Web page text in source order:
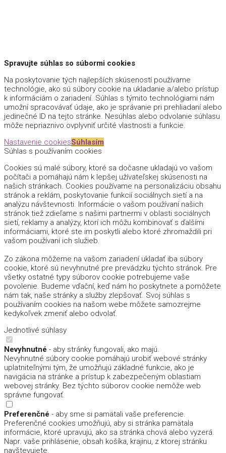
Spravujte súhlas so súbormi cookies
Na poskytovanie tých najlepších skúseností používame
technológie, ako sú súbory cookie na ukladanie a/alebo prístup
k informáciám o zariadení. Súhlas s týmito technológiami nám
umožní spracovávať údaje, ako je správanie pri prehliadaní alebo
jedinečné ID na tejto stránke. Nesúhlas alebo odvolanie súhlasu
môže nepriaznivo ovplyvniť určité vlastnosti a funkcie.
Nastavenie cookiesSúhlasím
Súhlas s používaním cookies
Cookies sú malé súbory, ktoré sa dočasne ukladajú vo vašom
počítači a pomáhajú nám k lepšej užívateľskej skúsenosti na
našich stránkach. Cookies používame na personalizáciu obsahu
stránok a reklám, poskytovanie funkcií sociálnych sietí a na
analýzu návštevnosti. Informácie o vašom používaní našich
stránok tiež zdieľame s našimi partnermi v oblasti sociálnych
sietí, reklamy a analýzy, ktorí ich môžu kombinovať s ďalšími
informáciami, ktoré ste im poskytli alebo ktoré zhromaždili pri
vašom používaní ich služieb.
Zo zákona môžeme na vašom zariadení ukladať iba súbory
cookie, ktoré sú nevyhnutné pre prevádzku týchto stránok. Pre
všetky ostatné typy súborov cookie potrebujeme vaše
povolenie. Budeme vďační, keď nám ho poskytnete a pomôžete
nám tak, naše stránky a služby zlepšovať. Svoj súhlas s
používaním cookies na našom webe môžete samozrejme
kedykoľvek zmeniť alebo odvolať.
Jednotlivé súhlasy
Nevyhnutné - aby stránky fungovali, ako majú.
Nevyhnutné súbory cookie pomáhajú urobiť webové stránky
uplatniteľnými tým, že umožňujú základné funkcie, ako je
navigácia na stránke a prístup k zabezpečeným oblastiam
webovej stránky. Bez týchto súborov cookie nemôže web
správne fungovať.
Preferenčné - aby sme si pamätali vaše preferencie.
Preferenčné cookies umožňujú, aby si stránka pamätala
informácie, ktoré upravujú, ako sa stránka chová alebo vyzerá.
Napr. vaše prihlásenie, obsah košíka, krajinu, z ktorej stránku
navštevujete.